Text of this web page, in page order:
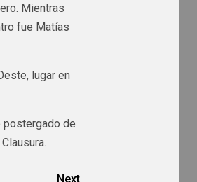
Mientras
fue Matías
lugar en
postergado de
Next